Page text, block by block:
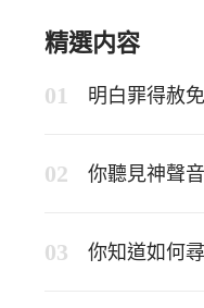
精選内容
明白罪得赦
你聽見神聲
你知道如何